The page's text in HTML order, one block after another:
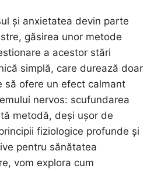
și anxietatea devin parte
găsirea unor metode
a acestor stări
simplă, care durează doar
să ofere un efect calmant
nervos: scufundarea
metodă, deși ușor de
fiziologice profunde și
pentru sănătatea
vom explora cum